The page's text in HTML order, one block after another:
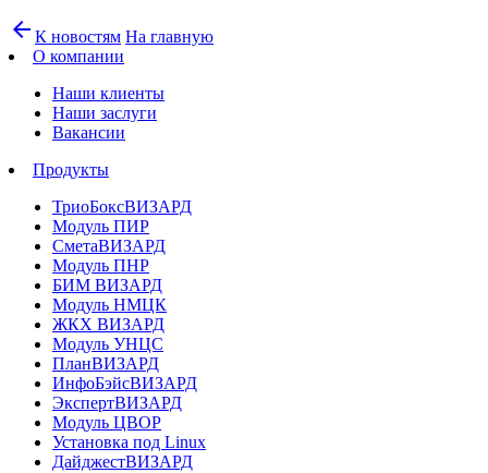
arrow_back К новостям На главную
О компании
Наши клиенты
Наши заслуги
Вакансии
Продукты
ТриоБоксВИЗАРД
Модуль ПИР
СметаВИЗАРД
Модуль ПНР
БИМ ВИЗАРД
Модуль НМЦК
ЖКХ ВИЗАРД
Модуль УНЦС
ПланВИЗАРД
ИнфоБэйсВИЗАРД
ЭкспертВИЗАРД
Модуль ЦВОР
Установка под Linux
ДайджестВИЗАРД